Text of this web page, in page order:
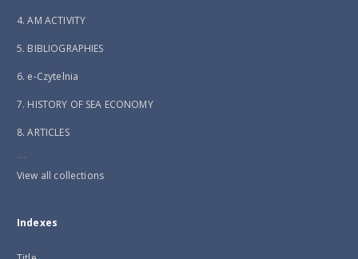
4. AM ACTIVITY
5. BIBLIOGRAPHIES
6. e-Czytelnia
7. HISTORY OF SEA ECONOMY
8. ARTICLES
...
View all collections
Indexes